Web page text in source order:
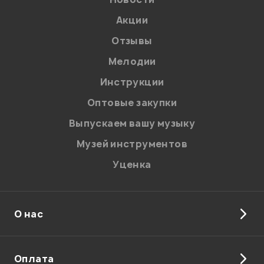
Акции
Отзывы
Мелодии
Инструкции
Оптовые закупки
Выпускаем вашу музыку
Музей инструментов
Уценка
О нас
Оплата